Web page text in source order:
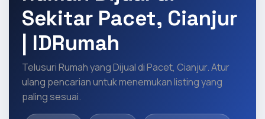
Sekitar Pacet, Cianjur
| IDRumah
Telusuri Rumah yang Dijual di Pacet, Cianjur. Atur
ulang pencarian untuk menemukan listing yang
paling sesuai.